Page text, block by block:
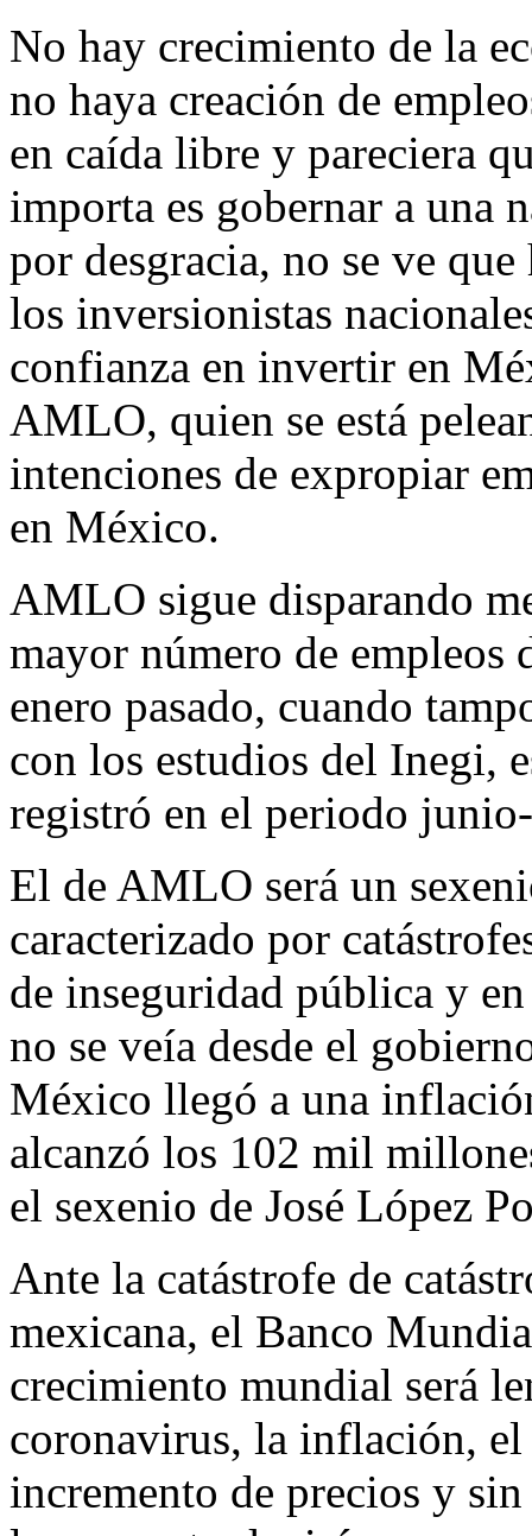
No hay crecimiento de la
no haya creación de
en caída libre y pareciera
importa es gobernar a una
por desgracia, no se ve
los inversionistas
confianza en invertir en
AMLO, quien se está
intenciones de expropiar
en México.
AMLO sigue disparando
mayor número de empleos
enero pasado, cuando
con los estudios del Inegi,
registró en el periodo
El de AMLO será un
caracterizado por
de inseguridad pública y
no se veía desde el
México llegó a una
alcanzó los 102 mil
el sexenio de José López
Ante la catástrofe de
mexicana, el Banco
crecimiento mundial será
coronavirus, la inflación, el
incremento de precios y